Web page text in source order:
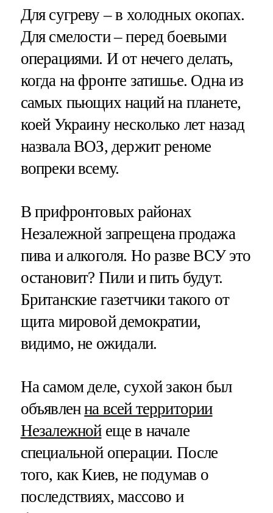
Для сугреву – в холодных окопах.
Для смелости – перед боевыми
операциями. И от нечего делать,
когда на фронте затишье. Одна из
самых пьющих наций на планете,
коей Украину несколько лет назад
назвала ВОЗ, держит реноме
вопреки всему.
В прифронтовых районах
Незалежной запрещена продажа
пива и алкоголя. Но разве ВСУ это
остановит? Пили и пить будут.
Британские газетчики такого от
щита мировой демократии,
видимо, не ожидали.
На самом деле, сухой закон был
объявленна всей территории
Незалежнойеще в начале
специальной операции. После
того, как Киев, не подумав о
последствиях, массово и